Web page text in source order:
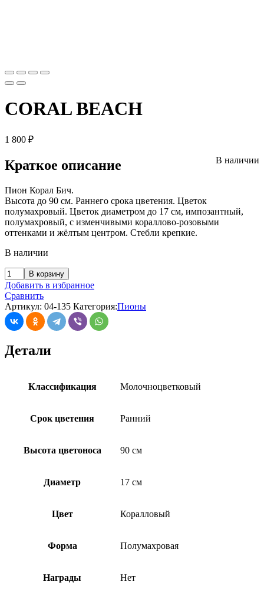
CORAL BEACH
1 800 ₽
В наличии
Краткое описание
Пион Корал Бич.
Высота до 90 см. Раннего срока цветения. Цветок
полумахровый. Цветок диаметром до 17 см, импозантный,
полумахровый, с изменчивыми кораллово-розовыми
оттенками и жёлтым центром. Стебли крепкие.
В наличии
В корзину
Добавить в избранное
Сравнить
Артикул: 04-135 Категория:Пионы
Детали
Классификация Молочноцветковый
Срок цветения Ранний
Высота цветоноса 90 см
Диаметр 17 см
Цвет Коралловый
Форма Полумахровая
Награды Нет